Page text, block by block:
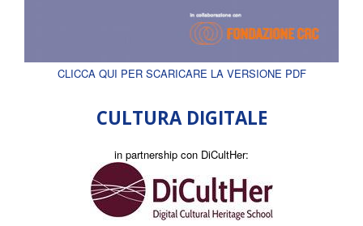
CLICCA QUI PER SCARICARE LA VERSIONE PDF
CULTURA DIGITALE
in partnership con DiCultHer: